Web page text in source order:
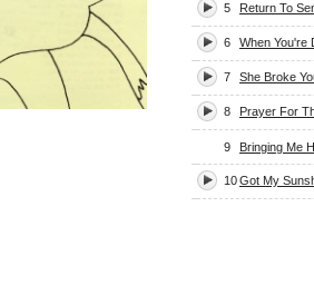
5 Return To
6 When You're
7 She Broke
8 Prayer For
9 Bringing Me
10Got My